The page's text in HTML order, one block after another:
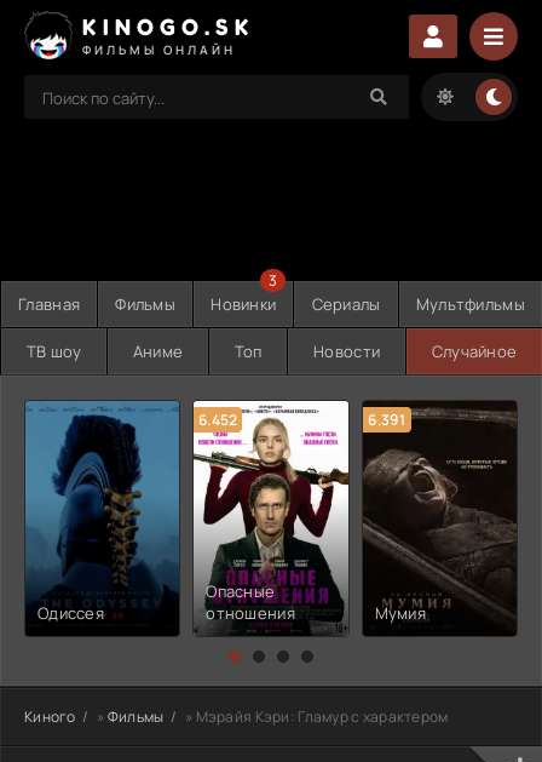
KINOGO.SK
ФИЛЬМЫ ОНЛАЙН
Главная Фильмы Новинки
3
Сериалы Мультфильмы
ТВ шоу Аниме Топ Новости Случайное
Одиссея
6.452
Опасные
отношения
6.391
Мумия
Киного » Фильмы » Мэрайя Кэри: Гламур с характером